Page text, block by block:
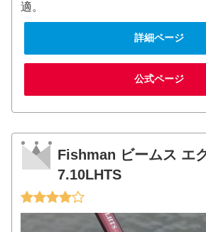
適。
詳細ページ
公式ページ
Fishman ビームス エ
7.10LHTS